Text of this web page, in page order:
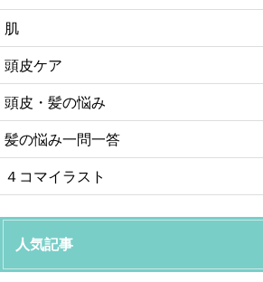
肌
頭皮ケア
頭皮・髪の悩み
髪の悩み一問一答
４コマイラスト
人気記事